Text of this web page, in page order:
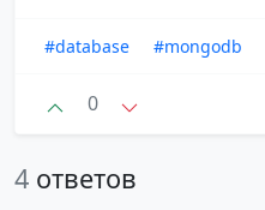
#database #mongodb
0
4 ответов